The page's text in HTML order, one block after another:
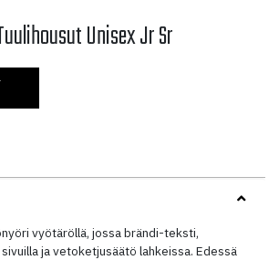
Unisex Jr Sr
vyötäröllä, jossa brändi-teksti,
ja vetoketjusäätö lahkeissa. Edessä